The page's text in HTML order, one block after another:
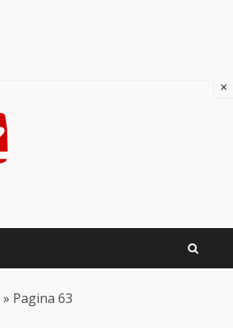
» Pagina 63
×